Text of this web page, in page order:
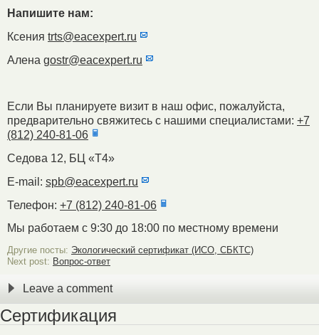
Напишите нам:
Ксения trts@eacexpert.ru
Алена gostr@eacexpert.ru
Если Вы планируете визит в наш офис, пожалуйста,
предварительно свяжитесь с нашими специалистами: +7
(812) 240-81-06
Седова 12, БЦ «Т4»
E-mail: spb@eacexpert.ru
Телефон: +7 (812) 240-81-06
Мы работаем с 9:30 до 18:00 по местному времени
Другие посты: Экологический сертификат (ИСО, СБКТС)
Next post: Вопрос-ответ
Leave a comment
Сертификация